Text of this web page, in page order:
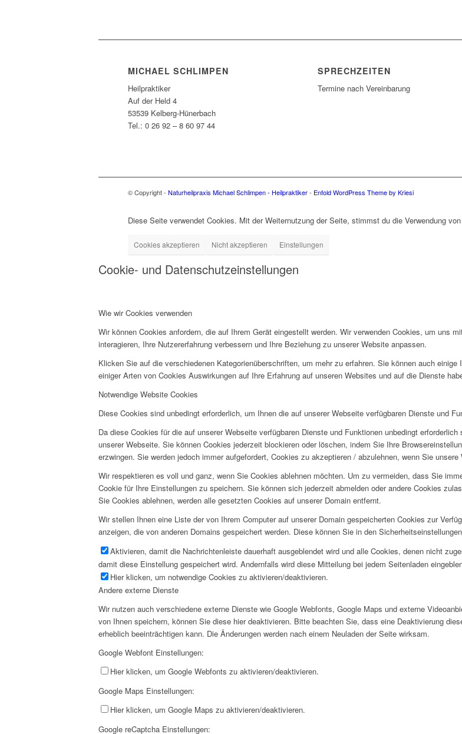
MICHAEL SCHLIMPEN
Heilpraktiker
Auf der Held 4
53539 Kelberg-Hünerbach
Tel.: 0 26 92 – 8 60 97 44
SPRECHZEITEN
Termine nach Vereinbarung
© Copyright - Naturheilpraxis Michael Schlimpen - Heilpraktiker- Enfold WordPress Theme by Kriesi
Diese Seite verwendet Cookies. Mit der Weiternutzung der Seite, stimmst du die Verwendung
Cookies akzeptieren Nicht akzeptieren Einstellungen
Cookie- und Datenschutzeinstellungen
Wie wir Cookies verwenden
Wir können Cookies anfordern, die auf Ihrem Gerät eingestellt werden. Wir verwenden Cookies, um uns
interagieren, Ihre Nutzererfahrung verbessern und Ihre Beziehung zu unserer Website anpassen.
Klicken Sie auf die verschiedenen Kategorienüberschriften, um mehr zu erfahren. Sie können auch
einiger Arten von Cookies Auswirkungen auf Ihre Erfahrung auf unseren Websites und auf die Dienste
Notwendige Website Cookies
Diese Cookies sind unbedingt erforderlich, um Ihnen die auf unserer Webseite verfügbaren Dienste und
Da diese Cookies für die auf unserer Webseite verfügbaren Dienste und Funktionen unbedingt
unserer Webseite. Sie können Cookies jederzeit blockieren oder löschen, indem Sie Ihre
erzwingen. Sie werden jedoch immer aufgefordert, Cookies zu akzeptieren / abzulehnen, wenn Sie
Wir respektieren es voll und ganz, wenn Sie Cookies ablehnen möchten. Um zu vermeiden, dass Sie
Cookie für Ihre Einstellungen zu speichern. Sie können sich jederzeit abmelden oder andere Cookies
Sie Cookies ablehnen, werden alle gesetzten Cookies auf unserer Domain entfernt.
Wir stellen Ihnen eine Liste der von Ihrem Computer auf unserer Domain gespeicherten Cookies zur
anzeigen, die von anderen Domains gespeichert werden. Diese können Sie in den
Aktivieren, damit die Nachrichtenleiste dauerhaft ausgeblendet wird und alle Cookies, denen nicht
damit diese Einstellung gespeichert wird. Andernfalls wird diese Mitteilung bei jedem Seitenladen
Hier klicken, um notwendige Cookies zu aktivieren/deaktivieren.
Andere externe Dienste
Wir nutzen auch verschiedene externe Dienste wie Google Webfonts, Google Maps und externe
von Ihnen speichern, können Sie diese hier deaktivieren. Bitte beachten Sie, dass eine Deaktivierung
erheblich beeinträchtigen kann. Die Änderungen werden nach einem Neuladen der Seite wirksam.
Google Webfont Einstellungen:
Hier klicken, um Google Webfonts zu aktivieren/deaktivieren.
Google Maps Einstellungen:
Hier klicken, um Google Maps zu aktivieren/deaktivieren.
Google reCaptcha Einstellungen: